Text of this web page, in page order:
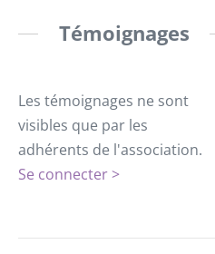
Témoignages
Les témoignages ne sont
visibles que par les
adhérents de l'association.
Se connecter >